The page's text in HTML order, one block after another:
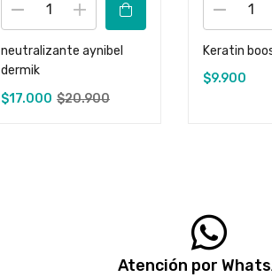
neutralizante aynibel
dermik
$17.000 $20.900
Keratin
$9.900
Atención por